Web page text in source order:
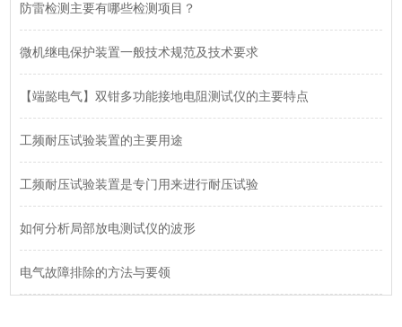
防雷检测主要有哪些检测项目？
微机继电保护装置一般技术规范及技术要求
【端懿电气】双钳多功能接地电阻测试仪的主要特点
工频耐压试验装置的主要用途
工频耐压试验装置是专门用来进行耐压试验
如何分析局部放电测试仪的波形
电气故障排除的方法与要领